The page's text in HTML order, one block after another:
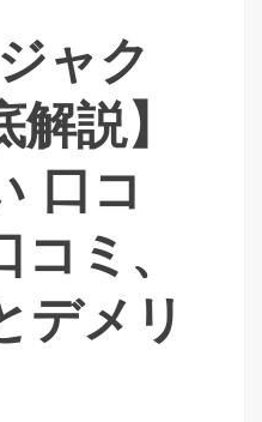
ャク
説】
口コ
ミ、
デメリ